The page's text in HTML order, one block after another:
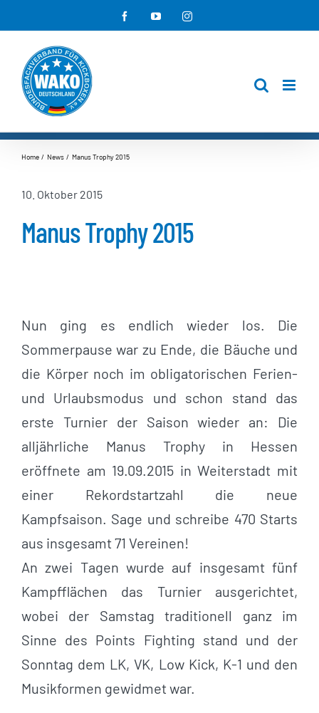
Inhalt
springen
FacebookYouTubeInstagram
Home News Manus Trophy 2015
10. Oktober 2015
Manus Trophy 2015
Nun ging es endlich wieder los. Die
Sommerpause war zu Ende, die Bäuche und
die Körper noch im obligatorischen Ferien-
und Urlaubsmodus und schon stand das
erste Turnier der Saison wieder an: Die
alljährliche Manus Trophy in Hessen
eröffnete am 19.09.2015 in Weiterstadt mit
einer Rekordstartzahl die neue
Kampfsaison. Sage und schreibe 470 Starts
aus insgesamt 71 Vereinen!
An zwei Tagen wurde auf insgesamt fünf
Kampfflächen das Turnier ausgerichtet,
wobei der Samstag traditionell ganz im
Sinne des Points Fighting stand und der
Sonntag dem LK, VK, Low Kick, K-1 und den
Musikformen gewidmet war.